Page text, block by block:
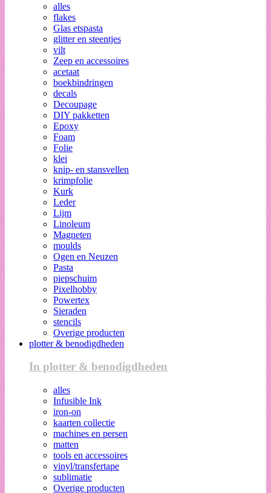
alles
flakes
Glas etspasta
glitter en steentjes
vilt
Zeep en accessoires
acetaat
boekbindringen
decals
Decoupage
DIY pakketten
Epoxy
Foam
Folie
klei
knip- en stansvellen
krimpfolie
Kurk
Leder
Lijm
Linoleum
Magneten
moulds
Ogen en Neuzen
Pasta
piepschuim
Pixelhobby
Powertex
Sieraden
stencils
Overige producten
plotter & benodigdheden
In plotter & benodigdheden
alles
Infusible Ink
iron-on
kaarten collectie
machines en persen
matten
tools en accessoires
vinyl/transfertape
sublimatie
Overige producten